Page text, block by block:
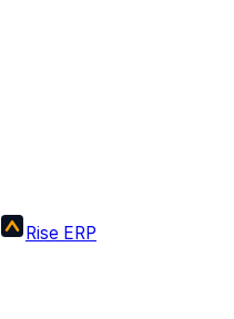
Rise ERP